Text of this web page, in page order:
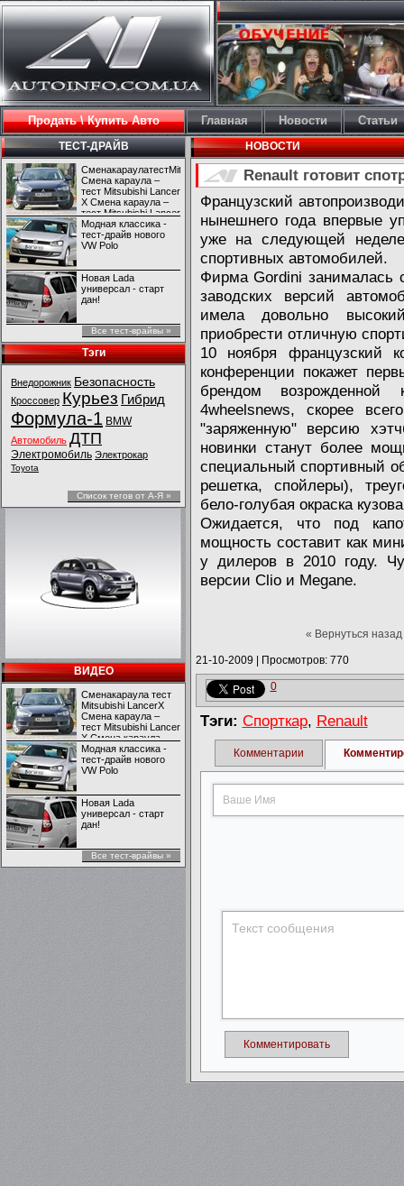
Продать \ Купить Авто Главная Новости Статьи
ТЕСТ-ДРАЙВ
СменакараулатестMitsubishiLancerX
Смена караула –
тест Mitsubishi Lancer
X Смена караула –
тест Mitsubishi Lancer
X
Модная классика -
тест-драйв нового
VW Polo
Новая Lada
универсал - старт
дан!
Все тест-врайвы »
Тэги
Внедорожник Безопасность
Кроссовер Курьез Гибрид
Формула-1 BMW
Автомобиль ДТП
Электромобиль Электрокар
Toyota
Список тегов от А-Я »
ВИДЕО
Сменакараула тест
Mitsubishi LancerX
Смена караула –
тест Mitsubishi Lancer
X Смена караула –
тест Mitsubishi Lancer
X
Модная классика -
тест-драйв нового
VW Polo
Новая Lada
универсал - старт
дан!
Все тест-врайвы »
НОВОСТИ
Renault готовит
Французский
нынешнего года впервые
уже на следующей неделе
спортивных автомобилей.
Фирма Gordini занималась
заводских версий
имела довольно
приобрести отличную
10 ноября французский
конференции покажет
брендом
4wheelsnews, скорее
"заряженную" версию
новинки станут более
специальный спортивный
решетка, спойлеры),
бело-голубая окраска
Ожидается, что под
мощность составит как
у дилеров в 2010 году.
версии Clio и Megane.
« Вернуться назад
21-10-2009 Просмотров: 770
0
Тэги: Спорткар, Renault
Комментарии
Комментировать